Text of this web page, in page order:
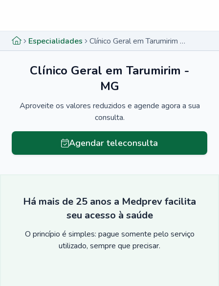
Especialidades Clínico Geral em Tarumirim - MG
Clínico Geral em Tarumirim -
MG
Aproveite os valores reduzidos e agende agora a sua
consulta.
Agendar teleconsulta
Há mais de 25 anos a Medprev facilita
seu acesso à saúde
O princípio é simples: pague somente pelo serviço
utilizado, sempre que precisar.